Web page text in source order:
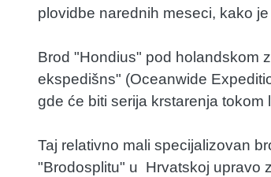
plovidbe narednih meseci, kako
Brod "Hondius" pod holandskom
ekspedišns" (Oceanwide
gde će biti serija krstarenja tokom
Taj relativno mali specijalizovan
"Brodosplitu" u Hrvatskoj upravo